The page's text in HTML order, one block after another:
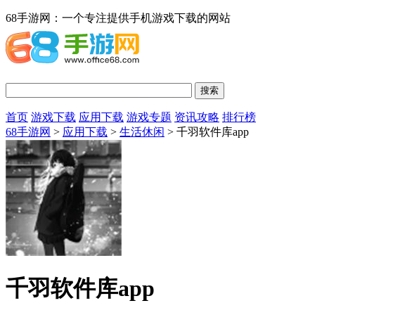
68手游网：一个专注提供手机游戏下载的网站
首页 游戏下载 应用下载 游戏专题 资讯攻略 排行榜
68手游网 > 应用下载 > 生活休闲 > 千羽软件库app
千羽软件库app